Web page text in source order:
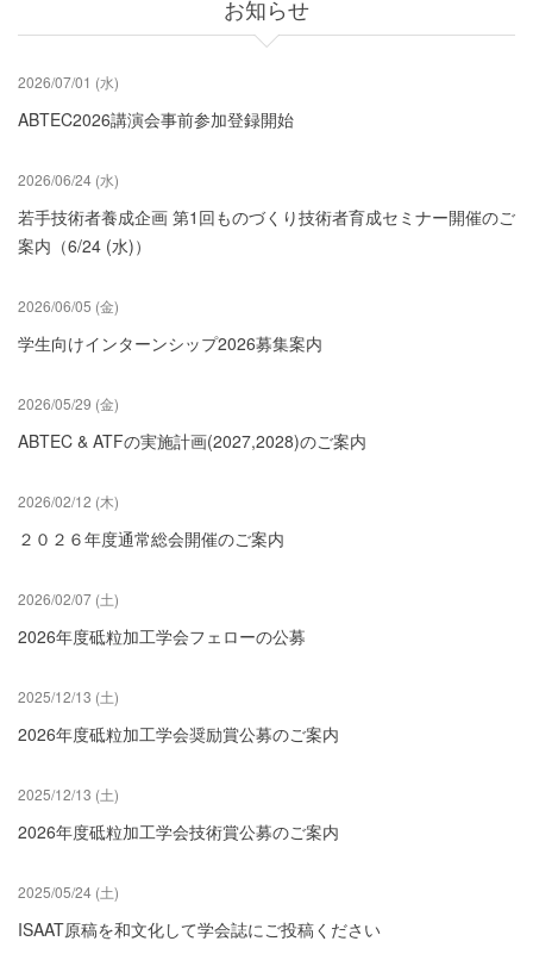
23
く
ず
お知らせ
2026/07/01 (水)
ABTEC2026講演会事前参加登録開始
2026/06/24 (水)
若手技術者養成企画 第1回ものづくり技術者育成セミナー開催のご
案内（6/24 (水)）
2026/06/05 (金)
学生向けインターンシップ2026募集案内
2026/05/29 (金)
ABTEC & ATFの実施計画(2027,2028)のご案内
2026/02/12 (木)
２０２６年度通常総会開催のご案内
2026/02/07 (土)
2026年度砥粒加工学会フェローの公募
2025/12/13 (土)
2026年度砥粒加工学会奨励賞公募のご案内
2025/12/13 (土)
2026年度砥粒加工学会技術賞公募のご案内
2025/05/24 (土)
ISAAT原稿を和文化して学会誌にご投稿ください